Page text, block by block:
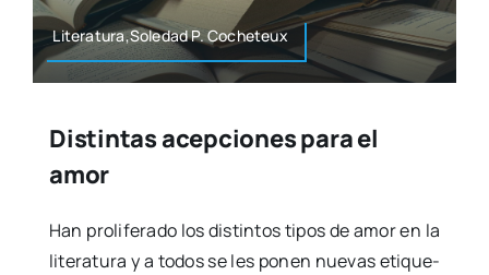
Literatura,Soledad P. Coche­teux
Distintas acepciones para el
amor
Han pro­li­fe­ra­do los dis­tin­tos tipos de amor en la
lite­ra­tu­ra y a todos se les ponen nue­vas eti­que­